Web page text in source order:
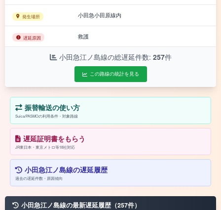
発生場所 小田急小田原線内
遅延原因 救護
小田急江ノ島線の総遅延件数: 257件
この路線の統計を見る
振替輸送の使い方
Suica/PASMOの利用条件・対象路線
遅延証明書をもらう
JR東日本・東京メトロ等18社対応
小田急江ノ島線の遅延履歴
過去の遅延件数・原因傾向
小田急江ノ島線の最新遅延履歴（257件）